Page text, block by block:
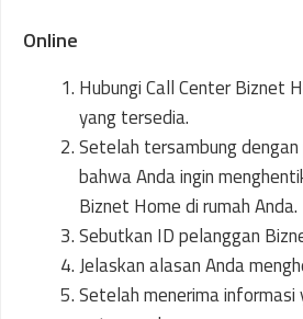
Online
Hubungi Call Center Biznet
yang tersedia.
Setelah tersambung
bahwa Anda ingin
Biznet Home di rumah Anda.
Sebutkan ID pelanggan
Jelaskan alasan Anda
Setelah menerima informasi